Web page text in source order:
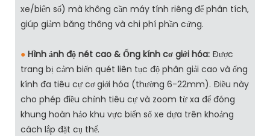
xe/biển số) mà không cần máy tính riêng để phân tích,
giúp giảm băng thông và chi phí phần cứng.
● Hình ảnh độ nét cao & Ống kính cơ giới hóa:Được
trang bị cảm biến quét liên tục độ phân giải cao và ống
kính đa tiêu cự cơ giới hóa (thường 6-22mm). Điều này
cho phép điều chỉnh tiêu cự và zoom từ xa để đóng
khung hoàn hảo khu vực biển số xe dựa trên khoảng
cách lắp đặt cụ thể.